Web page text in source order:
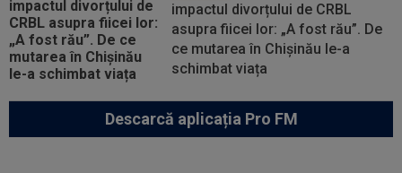
impactul divorțului de CRBL
asupra fiicei lor: „A fost rău”. De
ce mutarea în Chișinău le-a
schimbat viața
Descarcă aplicația Pro FM